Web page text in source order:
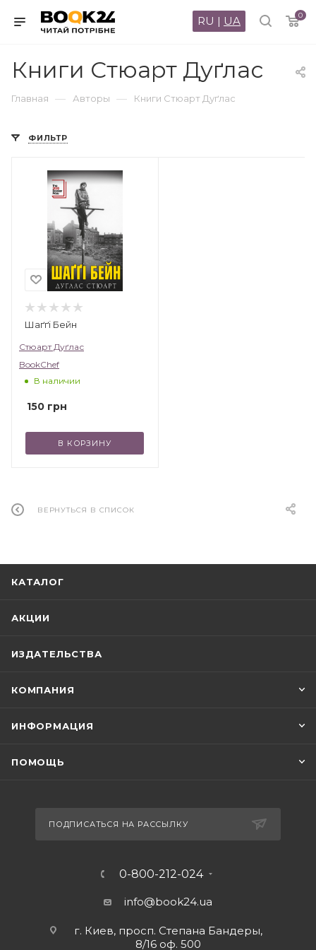
0
RU | UA
Книги Стюарт Дуґлас
Главная — Авторы — Книги Стюарт Дуґлас
ФИЛЬТР
Шаґґі Бейн
Стюарт Дуґлас
BookChef
В наличии
150 грн
В КОРЗИНУ
ВЕРНУТЬСЯ В СПИСОК
КАТАЛОГ
АКЦИИ
ИЗДАТЕЛЬСТВА
КОМПАНИЯ
ИНФОРМАЦИЯ
ПОМОЩЬ
ПОДПИСАТЬСЯ НА РАССЫЛКУ
0-800-212-024
info@book24.ua
г. Киев, просп. Степана Бандеры,
8/16 оф. 500